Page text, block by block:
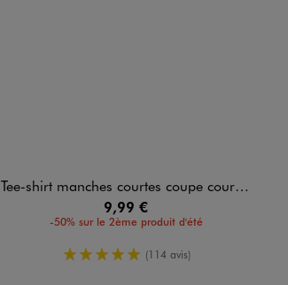
Tee-shirt manches courtes coupe courte imprimé fille - Stitch
9,99 €
-50% sur le 2ème produit d'été
5/5 de moyenne
(114 avis)